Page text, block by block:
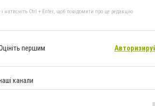
натисніть Ctrl + Enter, щоб повідомити про це редакцію
першим
канали